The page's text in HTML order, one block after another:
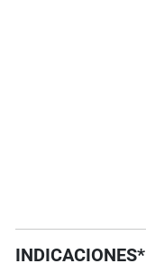
INDICACIONES*